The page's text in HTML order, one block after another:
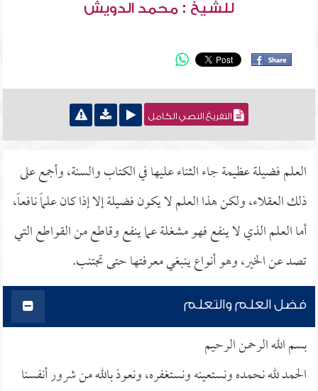
للشيخ : محمد الدويش
التفريغ النصي الكامل
العلم فضيلة عظيمة جاء الثناء عليها في الكتاب والسنة، وأجمع على
ذلك العقلاء، ولكن هذا العلم لا يكون فضيلة إلا إذا كان علماً نافعاً،
أما العلم الذي لا ينفع فهو مشغلة عما ينفع وقاطع من القواطع التي
تصد عن الخير، وهو أنواع ينبغي معرفتها حتى تجتنب.
فضل العلم والتعلم
بسم الله الرحمن الرحيم
الحمد لله نحمده ونستعينه ونستغفره، ونعوذ بالله من شرور أنفسنا